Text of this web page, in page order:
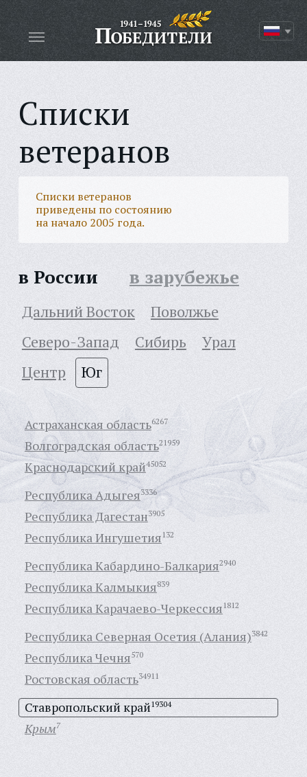
Списки
ветеранов
Списки ветеранов
приведены по состоянию
на начало 2005 года.
в России в зарубежье
Дальний Восток
Поволжье
Северо-Запад
Сибирь
Урал
Центр
Юг
Астраханская область6267
Волгоградская область21959
Краснодарский край45052
Республика Адыгея3336
Республика Дагестан3905
Республика Ингушетия132
Республика Кабардино-Балкария2940
Республика Калмыкия839
Республика Карачаево-Черкессия1812
Республика Северная Осетия (Алания)3842
Республика Чечня570
Ростовская область34911
Ставропольский край19304
Крым7